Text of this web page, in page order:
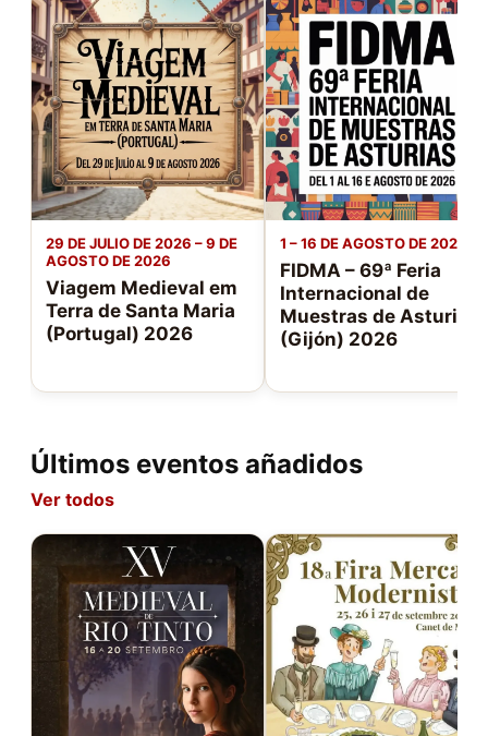
29 DE JULIO DE 2026 – 9 DE
AGOSTO DE 2026
Viagem Medieval em
Terra de Santa Maria
(Portugal) 2026
1 – 16 DE AGOSTO DE 2026
FIDMA – 69ª Feria
Internacional de
Muestras de Asturias
(Gijón) 2026
Últimos eventos añadidos
Ver todos